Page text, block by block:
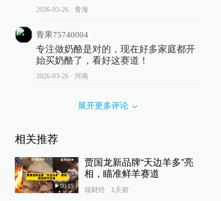
2026-03-26∙ 青海
青果75740004
专注做奶酪是对的，现在好多家庭都开
始买奶酪了，看好这赛道！
2026-03-26∙ 河南
展开更多评论
相关推荐
00:15
贾国龙新品牌“天边羊多”亮
相，瞄准鲜羊赛道
瑞财经 1天前